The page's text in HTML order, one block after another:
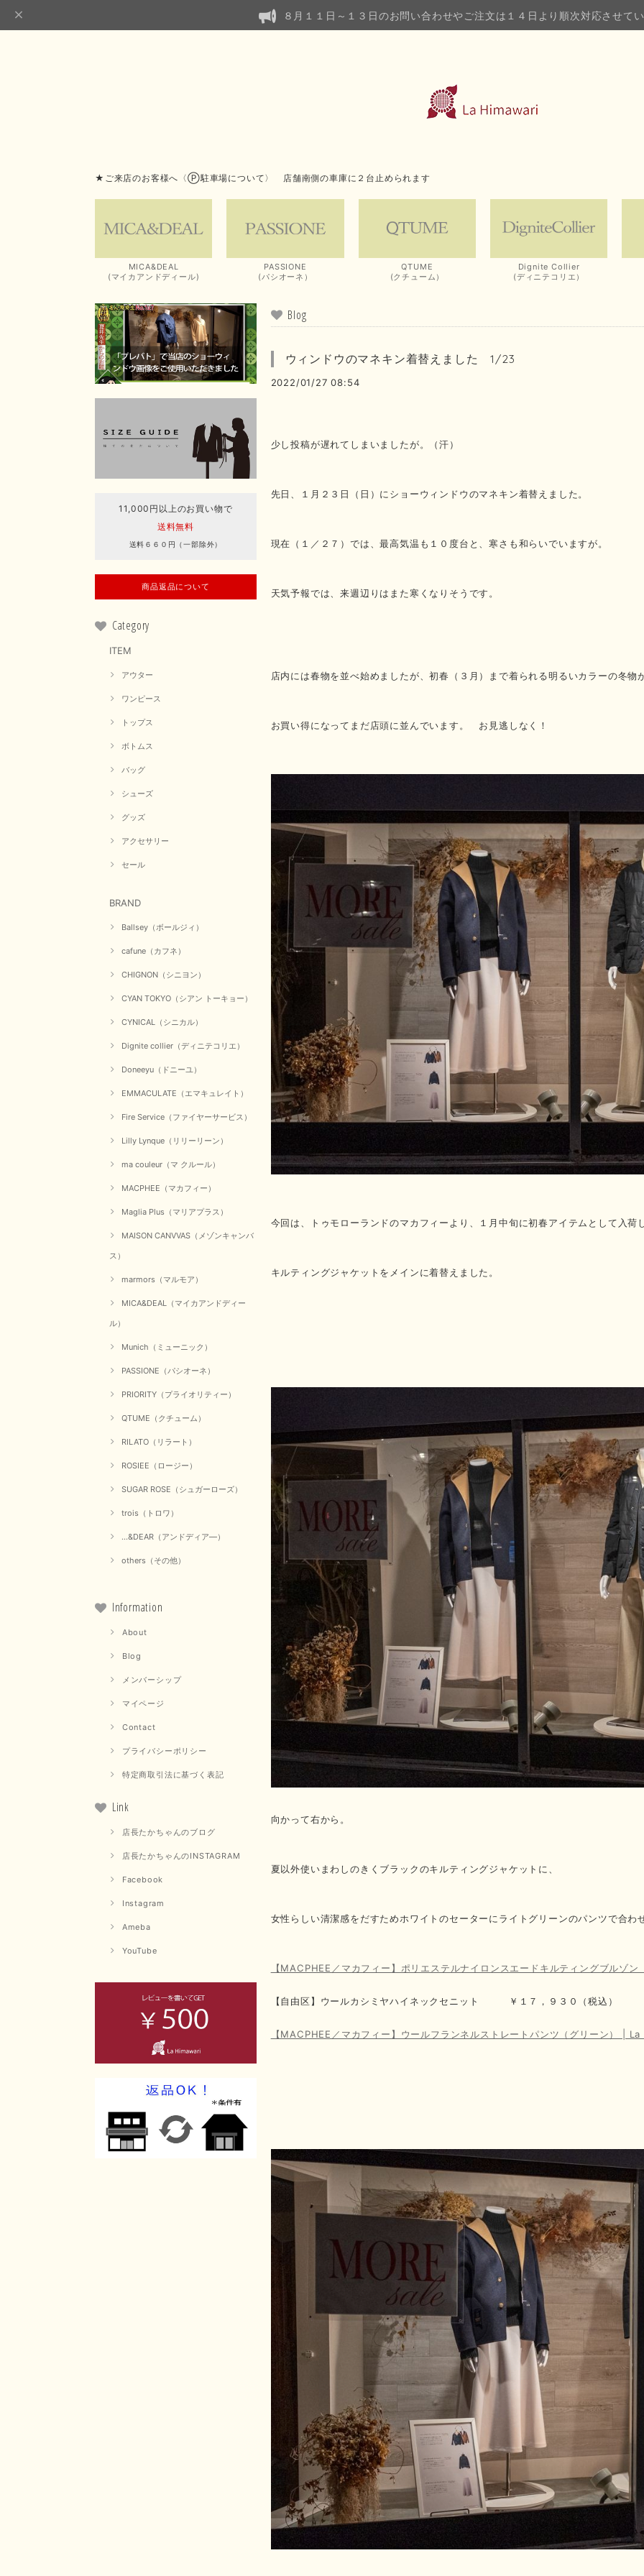
８月１１日～１３日のお問い合わせやご注文は１４日より順次対応させて
★ご来店のお客様へ〈Ⓟ駐車場について〉 店舗南側の車庫に２台止められます
MICA&DEAL
(マイカアンドディール)
PASSIONE
(パシオーネ）
QTUME
(クチューム）
Dignite Collier
(ディニテコリエ）
11,000円以上のお買い物で
送料無料
送料６６０円（一部除外）
商品返品について
Category
ITEM
アウター
ワンピース
トップス
ボトムス
バッグ
シューズ
グッズ
アクセサリー
セール
BRAND
Ballsey（ボールジィ）
cafune（カフネ）
CHIGNON（シニヨン）
CYAN TOKYO（シアン トーキョー）
CYNICAL（シニカル）
Dignite collier（ディニテコリエ）
Doneeyu（ドニーユ）
EMMACULATE（エマキュレイト）
Fire Service（ファイヤーサービス）
Lilly Lynque（リリーリーン）
ma couleur（マ クルール）
MACPHEE（マカフィー）
Maglia Plus（マリアプラス）
MAISON CANVVAS（メゾンキャンバ
ス）
marmors（マルモア）
MICA&DEAL（マイカアンドディー
ル）
Munich（ミューニック）
PASSIONE（パシオーネ）
PRIORITY（プライオリティー）
QTUME（クチューム）
RILATO（リラート）
ROSIEE（ロージー）
SUGAR ROSE（シュガーローズ）
trois（トロワ）
...&DEAR（アンドディア―）
others（その他）
Information
About
Blog
メンバーシップ
マイページ
Contact
プライバシーポリシー
特定商取引法に基づく表記
Link
店長たかちゃんのブログ
店長たかちゃんのINSTAGRAM
Facebook
Instagram
Ameba
YouTube
Blog
ウィンドウのマネキン着替えました 1/23
2022/01/27 08:54
少し投稿が遅れてしまいましたが。（汗）
先日、１月２３日（日）にショーウィンドウのマネキン着替えました。
現在（１／２７）では、最高気温も１０度台と、寒さも和らいでいますが。
天気予報では、来週辺りはまた寒くなりそうです。
店内には春物を並べ始めましたが、初春（３月）まで着られる明るいカラーの冬物
お買い得になってまだ店頭に並んでいます。 お見逃しなく！
今回は、トゥモローランドのマカフィーより、１月中旬に初春アイテムとして入荷
キルティングジャケットをメインに着替えました。
向かって右から。
夏以外使いまわしのきくブラックのキルティングジャケットに、
女性らしい清潔感をだすためホワイトのセーターにライトグリーンのパンツで合わ
【MACPHEE／マカフィー】ポリエステルナイロンスエードキルティングブルゾ
【自由区】ウールカシミヤハイネックセニット ￥１７，９３０（税込）
【MACPHEE／マカフィー】ウールフランネルストレートパンツ（グリーン） |